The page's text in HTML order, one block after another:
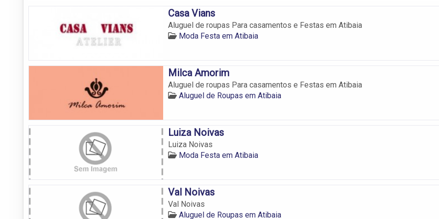
Casa Vians
Aluguel de roupas Para casamentos e Festas em Atibaia
Moda Festa em Atibaia
Milca Amorim
Aluguel de roupas Para casamentos e Festas em Atibaia
Aluguel de Roupas em Atibaia
Luiza Noivas
Luiza Noivas
Moda Festa em Atibaia
Val Noivas
Val Noivas
Aluguel de Roupas em Atibaia